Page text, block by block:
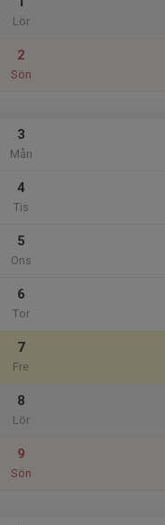
Lör
2
Sön
3
Mån
4
Tis
5
Ons
6
Tor
7
Fre
8
Lör
9
Sön